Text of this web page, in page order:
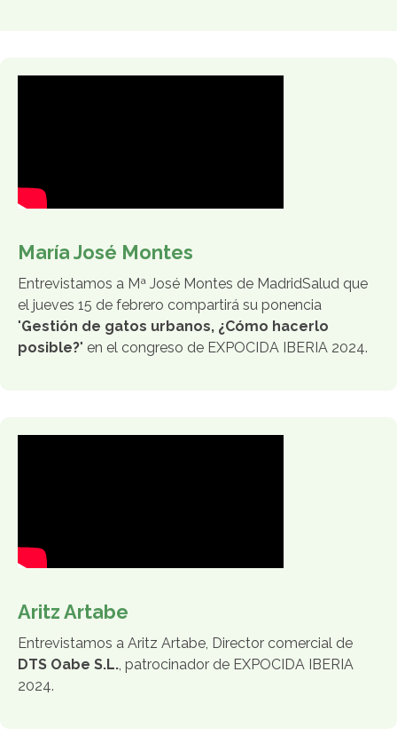
María José Montes
Entrevistamos a Mª José Montes de MadridSalud que
el jueves 15 de febrero compartirá su ponencia
"Gestión de gatos urbanos, ¿Cómo hacerlo
posible?" en el congreso de EXPOCIDA IBERIA 2024.
Aritz Artabe
Entrevistamos a Aritz Artabe, Director comercial de
DTS Oabe S.L., patrocinador de EXPOCIDA IBERIA
2024.